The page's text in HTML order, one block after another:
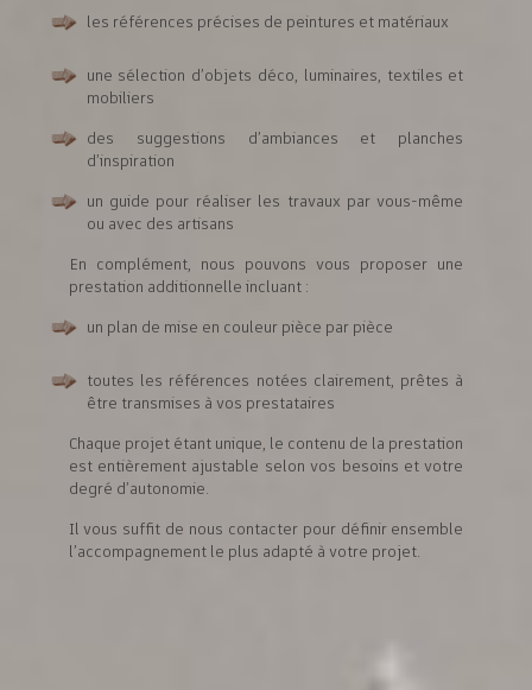
les références précises de peintures et matériaux
une sélection d’objets déco, luminaires, textiles et
mobiliers
des suggestions d’ambiances et planches
d’inspiration
un guide pour réaliser les travaux par vous-même
ou avec des artisans
En complément, nous pouvons vous proposer une
prestation additionnelle incluant :
un plan de mise en couleur pièce par pièce
toutes les références notées clairement, prêtes à
être transmises à vos prestataires
Chaque projet étant unique, le contenu de la prestation
est entièrement ajustable selon vos besoins et votre
degré d’autonomie.
Il vous suffit de nous contacter pour définir ensemble
l’accompagnement le plus adapté à votre projet.